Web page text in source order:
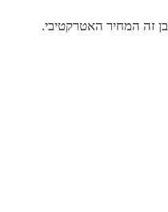
זה המחיר האטרקטיבי.